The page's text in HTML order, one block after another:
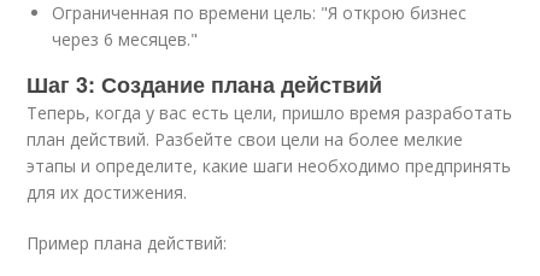
Ограниченная по времени цель: "Я открою бизнес
через 6 месяцев."
Шаг 3: Создание плана действий
Теперь, когда у вас есть цели, пришло время разработать
план действий. Разбейте свои цели на более мелкие
этапы и определите, какие шаги необходимо предпринять
для их достижения.
Пример плана действий: